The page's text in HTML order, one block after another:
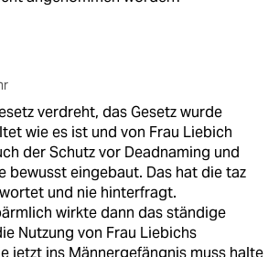
verdreht, das Gesetz wurde
wie es ist und von Frau Liebich
der Schutz vor Deadnaming und
bewusst eingebaut. Das hat die taz
und nie hinterfragt.
wirkte dann das ständige
Nutzung von Frau Liebichs
jetzt ins Männergefängnis muss halte